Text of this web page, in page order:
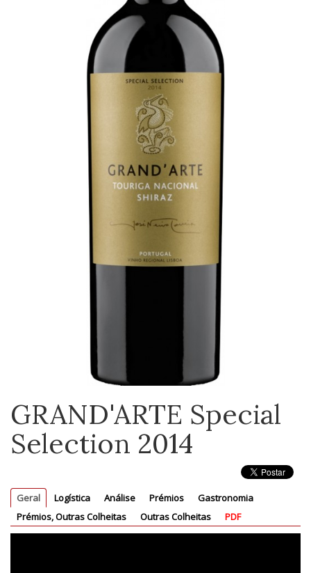
GRAND'ARTE Special
Selection 2014
Geral Logística Análise Prémios
Gastronomia
Prémios, Outras Colheitas
Outras Colheitas PDF